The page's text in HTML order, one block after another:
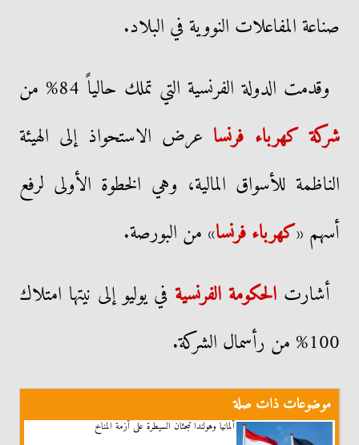
صناعة المفاعلات النووية في البلاد.
وقدمت الدولة الفرنسية التي تملك حالياً 84% من
شركة كهرباء فرنسا عرض الاستحواذ إلى الهيئة
الناظمة للأسواق المالية، وهي الخطوة الأولى لرفع
أسهم «كهرباء فرنسا» من البورصة.
أشارت الحكومة الفرنسيةفي يوليو إلى نيتها امتلاك
100% من رأسمال الشركة.
موضوعات ذات صلة
ألمانيا وهولندا تبحثان السيطرة على أزمة المناخ